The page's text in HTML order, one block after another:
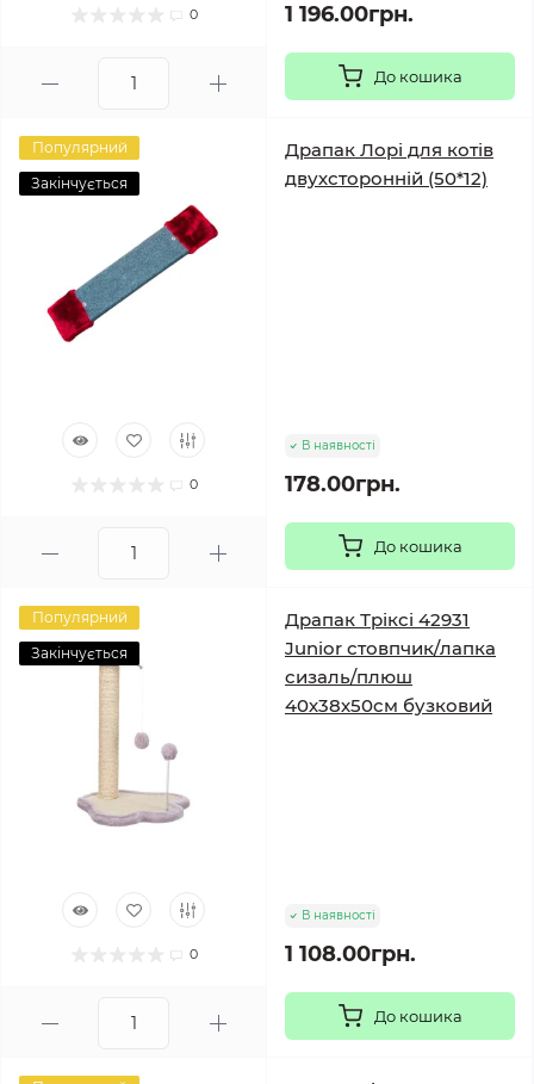
0 1 196.00грн.
До кошика
Популярний
Закінчується
0
Драпак Лорі для котів
двухсторонній (50*12)
В наявності
178.00грн.
До кошика
Популярний
Закінчується
0
Драпак Тріксі 42931
Junior стовпчик/лапка
сизаль/плюш
40х38х50см бузковий
В наявності
1 108.00грн.
До кошика